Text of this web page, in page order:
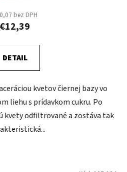
bez DPH
€12,39
DETAIL
kvetov čiernej bazy vo
liehu s prídavkom cukru. Po
kvety odfiltrované a zostáva tak